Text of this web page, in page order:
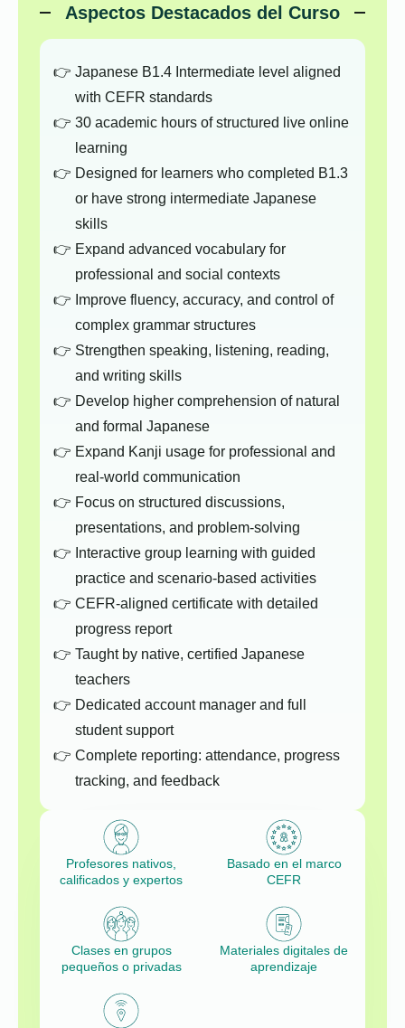
Aspectos Destacados del Curso
Japanese B1.4 Intermediate level aligned
with CEFR standards
30 academic hours of structured live online
learning
Designed for learners who completed B1.3
or have strong intermediate Japanese
skills
Expand advanced vocabulary for
professional and social contexts
Improve fluency, accuracy, and control of
complex grammar structures
Strengthen speaking, listening, reading,
and writing skills
Develop higher comprehension of natural
and formal Japanese
Expand Kanji usage for professional and
real-world communication
Focus on structured discussions,
presentations, and problem-solving
Interactive group learning with guided
practice and scenario-based activities
CEFR-aligned certificate with detailed
progress report
Taught by native, certified Japanese
teachers
Dedicated account manager and full
student support
Complete reporting: attendance, progress
tracking, and feedback
Profesores nativos,
calificados y expertos
Basado en el marco
CEFR
Clases en grupos
pequeños o privadas
Materiales digitales de
aprendizaje